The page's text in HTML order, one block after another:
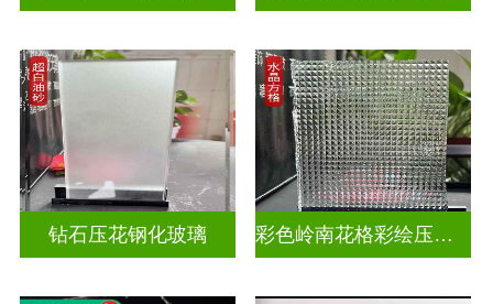
钻石压花钢化玻璃 彩色岭南花格彩绘压花玻璃